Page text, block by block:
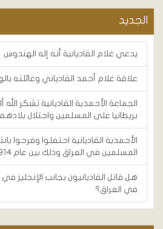
الجديد
يدعي غلام القاديانية أنه إله الهندوس
علاقة غلام أحمد القادياني وعائلته
الجماعة الأحمدية القاديانية تشكر
بريطانيا على المسلمين واحتلال بلادهم (عام
الأحمدية القاديانية احتفلوا وفرحوا
المسلمين في العراق وذلك بين عام 1914م إلى عام 1918م
هل قاتل القاديانيون بجانب الإنجليز
في العراق؟